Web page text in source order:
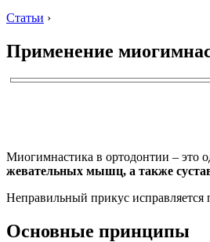
Статьи ›
Применение
Миогимнастика в ортодонтии – это
жевательных мышц, а также
Неправильный прикус
Основные принципы